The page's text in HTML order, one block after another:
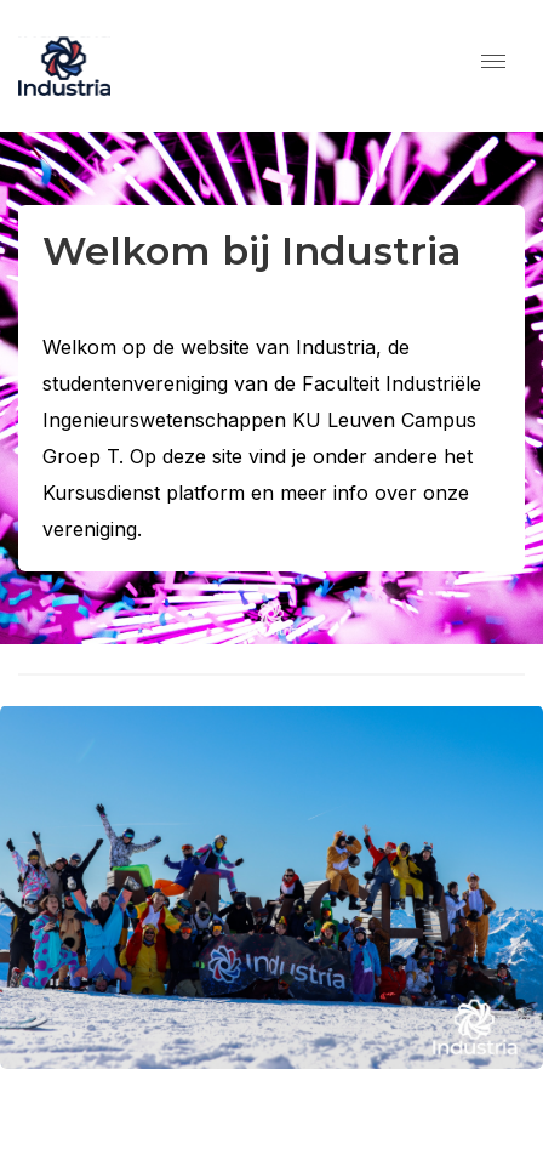
Welkom bij Industria
Welkom op de website van Industria, de
studentenvereniging van de Faculteit Industriële
Ingenieurswetenschappen KU Leuven Campus
Groep T. Op deze site vind je onder andere het
Kursusdienst platform en meer info over onze
vereniging.